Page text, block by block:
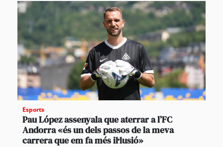
Esports
Pau López assenyala que aterrar a l’FC
Andorra «és un dels passos de la meva
carrera que em fa més il·lusió»